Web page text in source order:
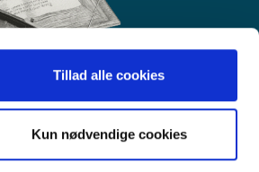
Tillad alle cookies
Kun nødvendige cookies